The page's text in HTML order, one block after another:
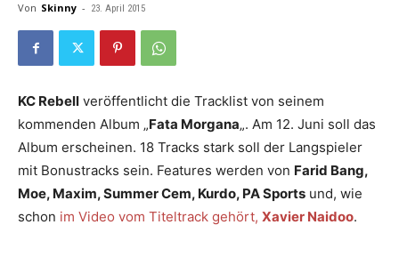
Von Skinny - 23. April 2015
KC Rebell veröffentlicht die Tracklist von seinem
kommenden Album „Fata Morgana„. Am 12. Juni soll das
Album erscheinen. 18 Tracks stark soll der Langspieler
mit Bonustracks sein. Features werden von Farid Bang,
Moe, Maxim, Summer Cem, Kurdo, PA Sports und, wie
schon im Video vom Titeltrack gehört, Xavier Naidoo.